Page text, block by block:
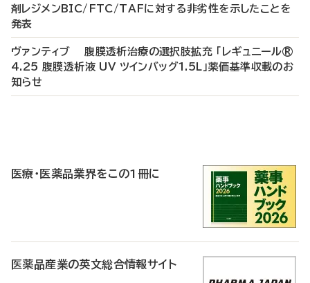
剤レジメンBIC/FTC/TAFに対する非劣性を示したことを
発表
ヴァンティブ 腹膜透析治療の選択肢拡充 「レギュニール®
4.25 腹膜透析液 UV ツインバッグ1.5L」薬価基準収載のお
知らせ
医療・医薬品業界をこの1冊に
医薬品産業の英文総合情報サイト